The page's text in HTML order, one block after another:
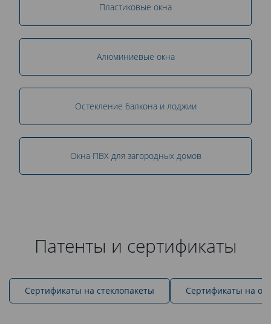
Пластиковые окна
Алюминиевые окна
Остекление балкона и лоджии
Окна ПВХ для загородных домов
Патенты и сертификаты
Cертификаты на стеклопакеты Сертификаты на